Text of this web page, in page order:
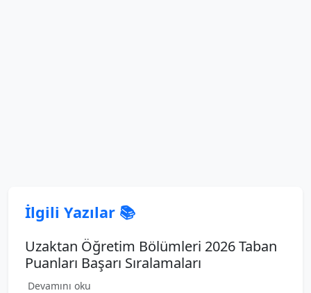
İlgili Yazılar 📚
Uzaktan Öğretim Bölümleri 2026 Taban
Puanları Başarı Sıralamaları
Devamını oku